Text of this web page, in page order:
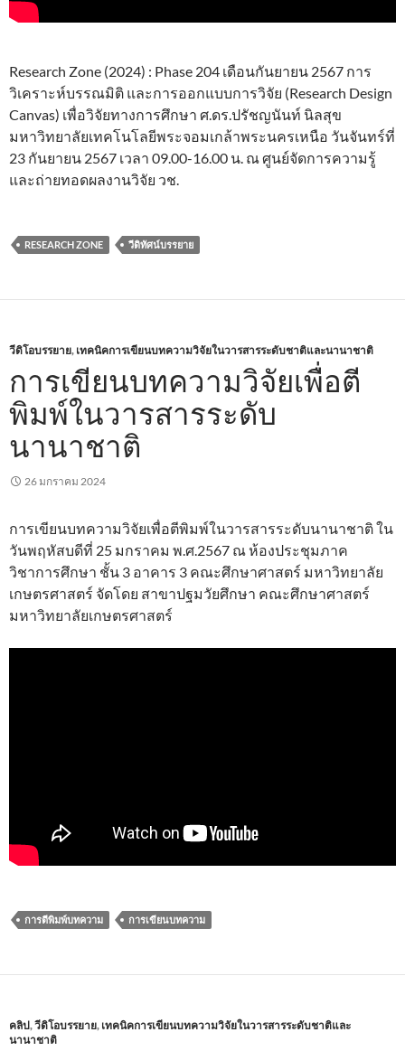
Research Zone (2024) : Phase 204 เดือนกันยายน 2567 การ
วิเคราะห์บรรณมิติ และการออกแบบการวิจัย (Research Design
Canvas) เพื่อวิจัยทางการศึกษา ศ.ดร.ปรัชญนันท์ นิลสุข
มหาวิทยาลัยเทคโนโลยีพระจอมเกล้าพระนครเหนือ วันจันทร์ที่
23 กันยายน 2567 เวลา 09.00-16.00 น. ณ ศูนย์จัดการความรู้
และถ่ายทอดผลงานวิจัย วช.
RESEARCH ZONE วีดิทัศน์บรรยาย
วีดิโอบรรยาย, เทคนิคการเขียนบทความวิจัยในวารสารระดับชาติและนานาชาติ
การเขียนบทความวิจัยเพื่อตี
พิมพ์ในวารสารระดับ
นานาชาติ
26 มกราคม 2024
การเขียนบทความวิจัยเพื่อตีพิมพ์ในวารสารระดับนานาชาติ ใน
วันพฤหัสบดีที่ 25 มกราคม พ.ศ.2567 ณ ห้องประชุมภาค
วิชาการศึกษา ชั้น 3 อาคาร 3 คณะศึกษาศาสตร์ มหาวิทยาลัย
เกษตรศาสตร์ จัดโดย สาขาปฐมวัยศึกษา คณะศึกษาศาสตร์
มหาวิทยาลัยเกษตรศาสตร์
การตีพิมพ์บทความ การเขียนบทความ
คลิป,วีดิโอบรรยาย, เทคนิคการเขียนบทความวิจัยในวารสารระดับชาติและ
นานาชาติ